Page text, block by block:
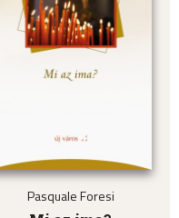
Pasquale Foresi